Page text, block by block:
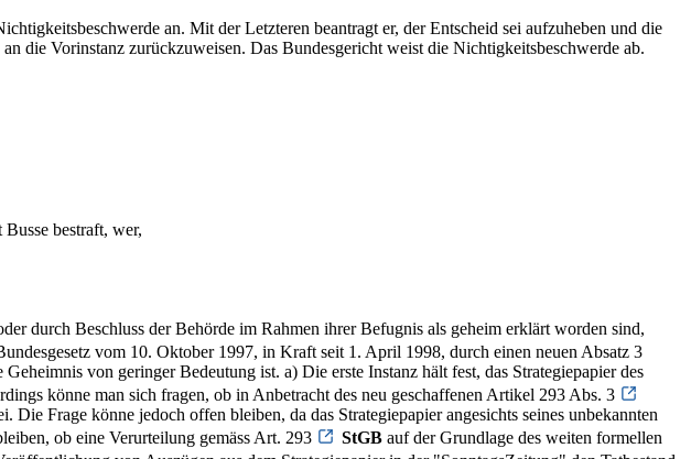
an. Mit der Letzteren beantragt er, der Entscheid sei aufzuheben und die
die Vorinstanz zurückzuweisen. Das Bundesgericht weist die Nichtigkeitsbeschwerde ab.
bestraft, wer,
durch Beschluss der Behörde im Rahmen ihrer Befugnis als geheim erklärt worden sind,
vom 10. Oktober 1997, in Kraft seit 1. April 1998, durch einen neuen Absatz 3
von geringer Bedeutung ist. a) Die erste Instanz hält fest, das Strategiepapier des
könne man sich fragen, ob in Anbetracht des neu geschaffenen Artikel 293 Abs. 3
Frage könne jedoch offen bleiben, da das Strategiepapier angesichts seines unbekannten
ob eine Verurteilung gemäss Art. 293
StGB auf der Grundlage des weiten formellen